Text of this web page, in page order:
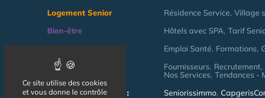
Logement Senior
Résidence Service Village
Bien-être
Hôtels avec SPA Tarif
Emploi Santé Formations
Professionnels
Fournisseurs Recrutement
Nos Services Tendances -
NOS AUTRES SITES :
Seniorissimmo
Ce site utilise des cookies
et vous donne le contrôle